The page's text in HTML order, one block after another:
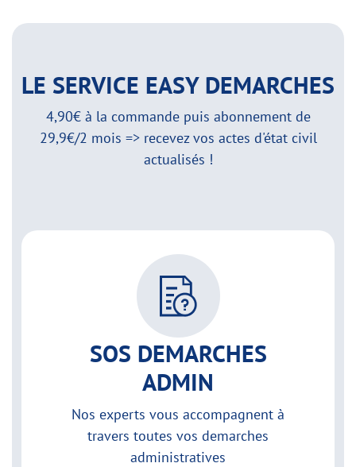
LE SERVICE EASY DEMARCHES
4,90€ à la commande puis abonnement de
29,9€/2 mois => recevez vos actes d'état civil
actualisés !
SOS DEMARCHES
ADMIN
Nos experts vous accompagnent à
travers toutes vos demarches
administratives